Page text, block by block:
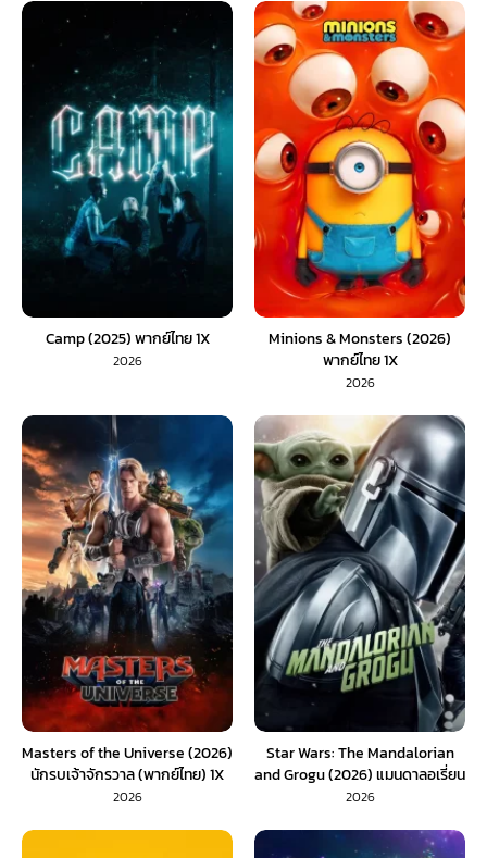
Camp (2025) พากย์ไทย 1X
2026
Minions & Monsters (2026)
พากย์ไทย 1X
2026
Masters of the Universe (2026)
นักรบเจ้าจักรวาล (พากย์ไทย) 1X
2026
Star Wars: The Mandalorian
and Grogu (2026) แมนดาลอเรี่ยน
และโกรกู (พากย์ไทย)
2026